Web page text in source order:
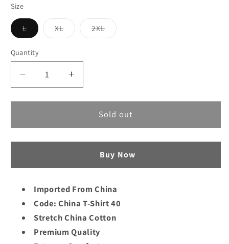
Size
L
Variant
out
or
XL
Variant
2XL
Variant
Quantity
Decrease
quantity
for
TShirt
Increase
quantity
for
TShirt
Sold out
Buy Now
Imported From China
Code: China T-Shirt 40
Stretch China Cotton
Premium Quality